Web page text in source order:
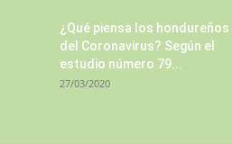
¿Qué piensa los hondureños
del Coronavirus? Según el
estudio número 79...
27/03/2020